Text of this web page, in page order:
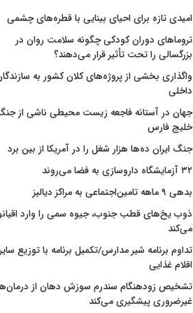
امیدی تازه برای احیای بینایی با قطره‌های چشمی
تروماهای دوران کودکی چگونه سلامت روان در
بزرگسالی را تحت تأثیر قرار می‌دهند؟
واگذاری بخشی از پروژه‌های کلان کشور به
داخلی
جهان در آستانه فاجعه زیست محیطی ناشی از
خلیج فارس
جنگ ایران ده‌ها هزار شغل را در آمریکا از بین برد
۳۲ آزمایشگاه داروسازی به فضا می‌روند
بدهی ۹ ماهه تامین‌اجتماعی به مراکز دیالیز
ذوب یخ‌های قطب جنوب، جیوه سمی را وارد
می‌کند
تداوم برنامه شیر مدارس/تکمیل برنامه با توزیع سایر
اقلام غذایی
تشخیص زودهنگام سندرم سوزش دهان از
غیرضروری پیشگیری می‌کند